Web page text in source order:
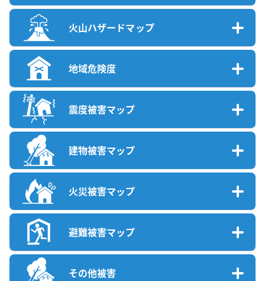
火山ハザードマップ
地域危険度
震度被害マップ
建物被害マップ
火災被害マップ
避難被害マップ
その他被害